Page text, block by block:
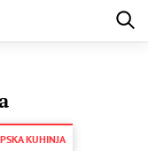
I SREĆNI LJUBAV
KUHINJA